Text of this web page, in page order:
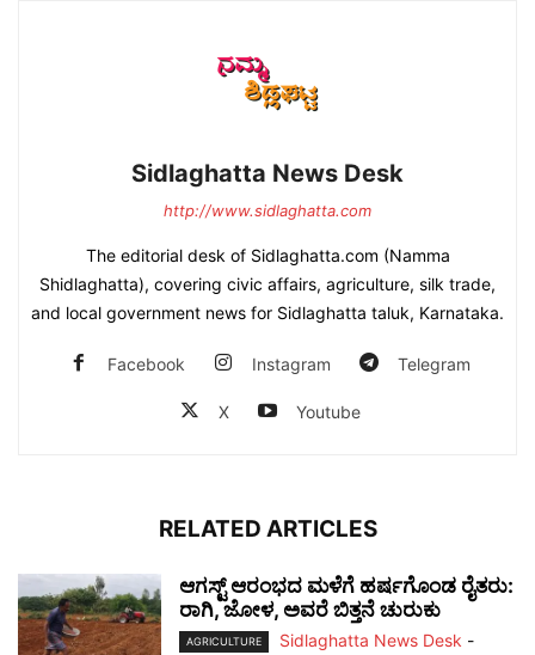
Sidlaghatta News Desk
http://www.sidlaghatta.com
The editorial desk of Sidlaghatta.com (Namma
Shidlaghatta), covering civic affairs, agriculture, silk trade,
and local government news for Sidlaghatta taluk, Karnataka.
Facebook Instagram Telegram
X Youtube
RELATED ARTICLES
ಆಗಸ್ಟ್ ಆರಂಭದ ಮಳೆಗೆ ಹರ್ಷಗೊಂಡ ರೈತರು:
ರಾಗಿ, ಜೋಳ, ಅವರೆ ಬಿತ್ತನೆ ಚುರುಕು
AGRICULTURE Sidlaghatta News Desk -